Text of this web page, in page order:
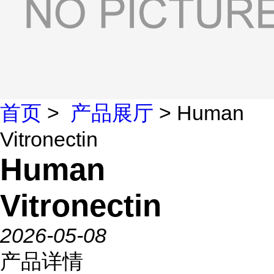
首页 > 产品展厅 > Human
Vitronectin
Human
Vitronectin
2026-05-08
产品详情